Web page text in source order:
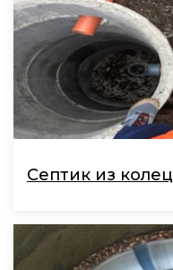
Септик из колец